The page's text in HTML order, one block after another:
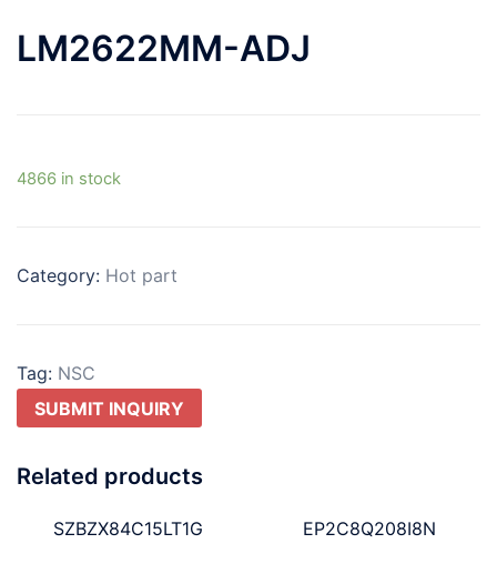
LM2622MM-ADJ
4866 in stock
Category: Hot part
Tag: NSC
SUBMIT INQUIRY
Related products
SZBZX84C15LT1G EP2C8Q208I8N